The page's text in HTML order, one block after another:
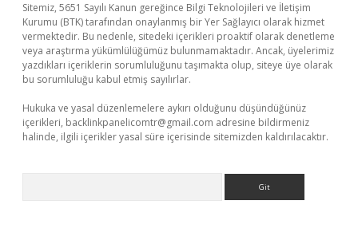
Sitemiz, 5651 Sayılı Kanun gereğince Bilgi Teknolojileri ve İletişim
Kurumu (BTK) tarafından onaylanmış bir Yer Sağlayıcı olarak hizmet
vermektedir. Bu nedenle, sitedeki içerikleri proaktif olarak denetleme
veya araştırma yükümlülüğümüz bulunmamaktadır. Ancak, üyelerimiz
yazdıkları içeriklerin sorumluluğunu taşımakta olup, siteye üye olarak
bu sorumluluğu kabul etmiş sayılırlar.
Hukuka ve yasal düzenlemelere aykırı olduğunu düşündüğünüz
içerikleri, backlinkpanelicomtr@gmail.com adresine bildirmeniz
halinde, ilgili içerikler yasal süre içerisinde sitemizden kaldırılacaktır.